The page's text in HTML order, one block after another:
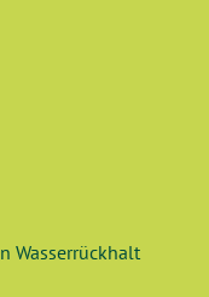
Wasserrückhalt